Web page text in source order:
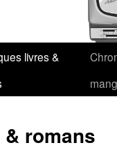
livres &
romans